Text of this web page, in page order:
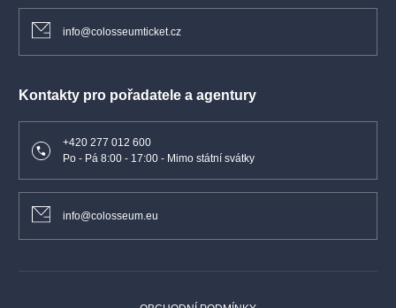
info@colosseumticket.cz
Kontakty pro pořadatele a agentury
+420 277 012 600
Po - Pá 8:00 - 17:00 - Mimo státní svátky
info@colosseum.eu